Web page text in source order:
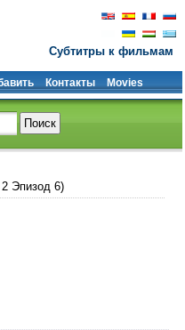
Субтитры к фильмам
Контакты Movies
Эпизод 6)